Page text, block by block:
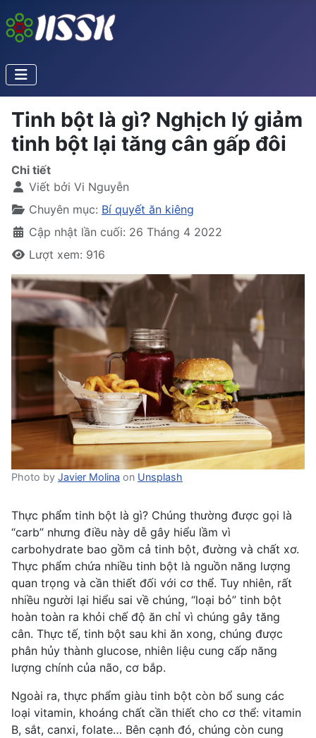
Tinh bột là gì? Nghịch lý giảm
tinh bột lại tăng cân gấp đôi
Chi tiết
Viết bởi Vi Nguyễn
Chuyên mục: Bí quyết ăn kiêng
Cập nhật lần cuối: 26 Tháng 4 2022
Lượt xem: 916
Photo by Javier Molina on Unsplash
Thực phẩm tinh bột là gì? Chúng thường được gọi là
“carb” nhưng điều này dễ gây hiểu lầm vì
carbohydrate bao gồm cả tinh bột, đường và chất xơ.
Thực phẩm chứa nhiều tinh bột là nguồn năng lượng
quan trọng và cần thiết đối với cơ thể. Tuy nhiên, rất
nhiều người lại hiểu sai về chúng, “loại bỏ” tinh bột
hoàn toàn ra khỏi chế độ ăn chỉ vì chúng gây tăng
cân. Thực tế, tinh bột sau khi ăn xong, chúng được
phân hủy thành glucose, nhiên liệu cung cấp năng
lượng chính của não, cơ bắp.
Ngoài ra, thực phẩm giàu tinh bột còn bổ sung các
loại vitamin, khoáng chất cần thiết cho cơ thể: vitamin
B, sắt, canxi, folate… Bên cạnh đó, chúng còn cung